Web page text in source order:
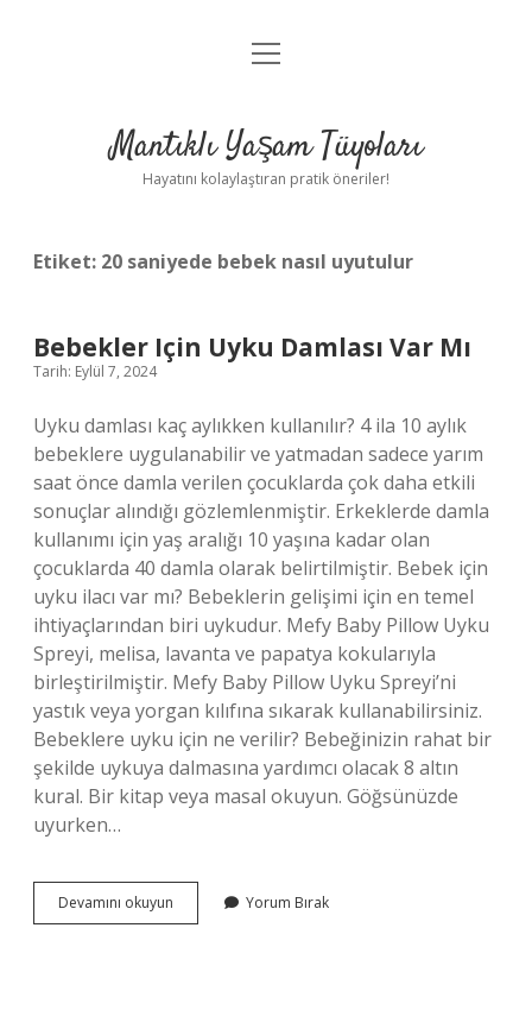
Anasayfa
Yasal Uyarı
menüyü
Mantıklı Yaşam Tüyoları
Hayatını kolaylaştıran pratik öneriler!
Etiket: 20 saniyede bebek nasıl uyutulur
Bebekler Için Uyku Damlası Var Mı
Tarih: Eylül 7, 2024
Uyku damlası kaç aylıkken kullanılır? 4 ila 10 aylık
bebeklere uygulanabilir ve yatmadan sadece yarım
saat önce damla verilen çocuklarda çok daha etkili
sonuçlar alındığı gözlemlenmiştir. Erkeklerde damla
kullanımı için yaş aralığı 10 yaşına kadar olan
çocuklarda 40 damla olarak belirtilmiştir. Bebek için
uyku ilacı var mı? Bebeklerin gelişimi için en temel
ihtiyaçlarından biri uykudur. Mefy Baby Pillow Uyku
Spreyi, melisa, lavanta ve papatya kokularıyla
birleştirilmiştir. Mefy Baby Pillow Uyku Spreyi’ni
yastık veya yorgan kılıfına sıkarak kullanabilirsiniz.
Bebeklere uyku için ne verilir? Bebeğinizin rahat bir
şekilde uykuya dalmasına yardımcı olacak 8 altın
kural. Bir kitap veya masal okuyun. Göğsünüzde
uyurken…
Devamını okuyun Bebekler
Için
Yorum Bırak